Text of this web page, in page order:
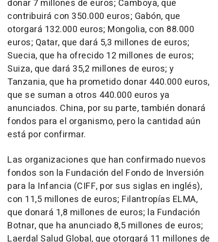
donar 7 millones de euros; Camboya, que
contribuirá con 350.000 euros; Gabón, que
otorgará 132.000 euros; Mongolia, con 88.000
euros; Qatar, que dará 5,3 millones de euros;
Suecia, que ha ofrecido 12 millones de euros;
Suiza, que dará 35,2 millones de euros; y
Tanzania, que ha prometido donar 440.000 euros,
que se suman a otros 440.000 euros ya
anunciados. China, por su parte, también donará
fondos para el organismo, pero la cantidad aún
está por confirmar.
Las organizaciones que han confirmado nuevos
fondos son la Fundación del Fondo de Inversión
para la Infancia (CIFF, por sus siglas en inglés),
con 11,5 millones de euros; Filantropías ELMA,
que donará 1,8 millones de euros; la Fundación
Botnar, que ha anunciado 8,5 millones de euros;
Laerdal Salud Global, que otorgará 11 millones de